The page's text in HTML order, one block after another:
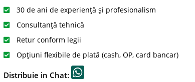
30 de ani de experiență și profesionalism
Consultanță tehnică
Retur conform legii
Opțiuni flexibile de plată (cash, OP, card bancar)
Distribuie in Chat: